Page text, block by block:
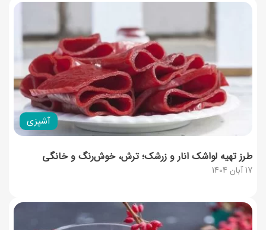
آشپزی
17 آبان 1404
طرز تهیه لواشک انار و زرشک؛ ترش، خوش‌رنگ و خانگی